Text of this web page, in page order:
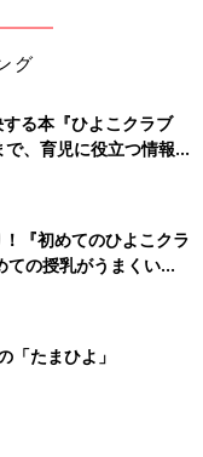
グ
る本『ひよこクラブ
、育児に役立つ情報が
『初めてのひよこクラ
ての授乳がうまくい
夏のトラブル 解決テ
「たまひよ」